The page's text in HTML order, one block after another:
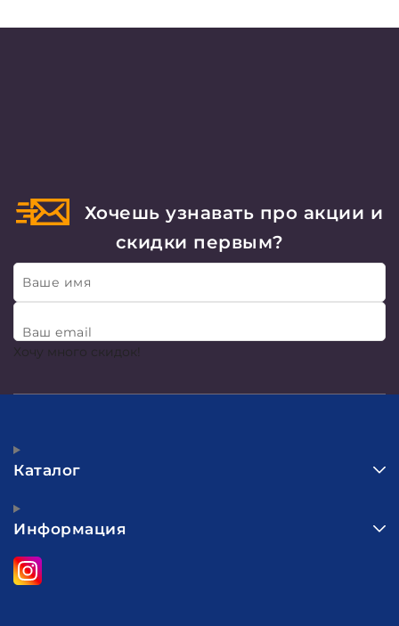
Хочешь узнавать про акции и
скидки первым?
Ваше имя
Ваш email
Хочу много скидок!
Каталог
Информация